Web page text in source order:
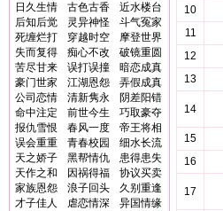
日久生情
古色古香
近水楼台
后知后觉
灵异神怪
斗气冤家
死缠烂打
穿越时空
摩登世界
失而复得
痴心不改
破镜重圆
苦尽甘来
误打误撞
暗恋成真
豪门世家
江湖恩怨
弄假成真
公司恋情
清新隽永
阴差阳错
命中注定
前世今生
巧取豪夺
报仇雪恨
春风一度
帝王将相
误会重重
青春校园
细水长流
天之娇子
黑帮情仇
患得患失
天作之和
因祸得福
协议买卖
家族恩怨
浪子回头
久别重逢
才子佳人
虐恋情深
异国情缘
10
11
12
13
14
15
16
17